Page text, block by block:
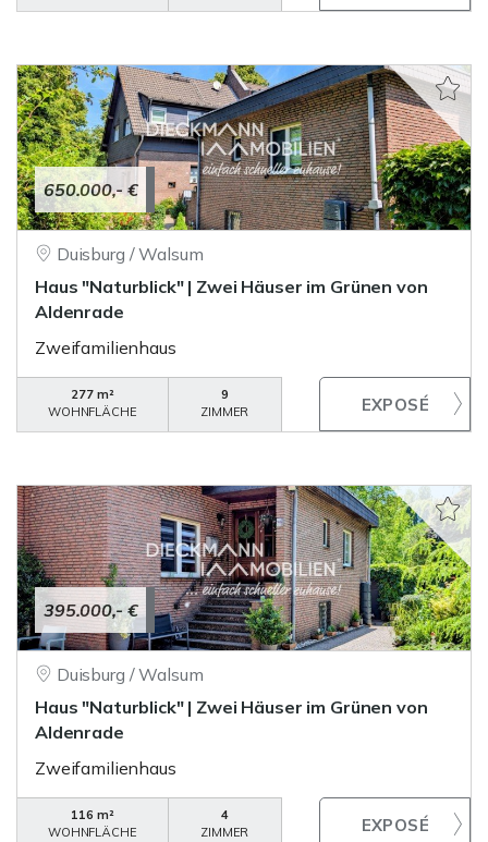
650.000,- €
Duisburg / Walsum
Haus "Naturblick" | Zwei Häuser im Grünen von
Aldenrade
Zweifamilienhaus
277 m²
WOHNFLÄCHE
9
ZIMMER
395.000,- €
Duisburg / Walsum
Haus "Naturblick" | Zwei Häuser im Grünen von
Aldenrade
Zweifamilienhaus
116 m²
WOHNFLÄCHE
4
ZIMMER